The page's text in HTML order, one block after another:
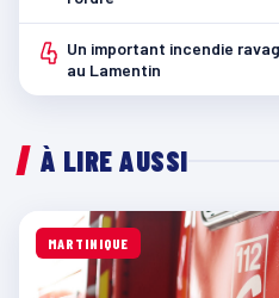
4 Un important incendie
au Lamentin
À LIRE AUSSI
MARTINIQUE